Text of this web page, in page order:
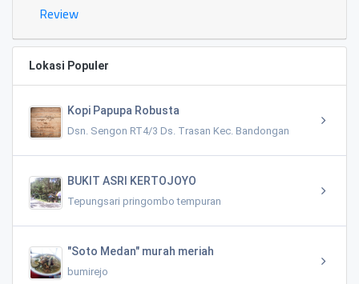
Review
Lokasi Populer
Kopi Papupa Robusta
Dsn. Sengon RT4/3 Ds. Trasan Kec. Bandongan
BUKIT ASRI KERTOJOYO
Tepungsari pringombo tempuran
"Soto Medan" murah meriah
bumirejo